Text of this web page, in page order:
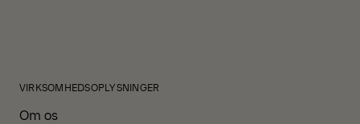
VIRKSOMHEDSOPLYSNINGER
Om os